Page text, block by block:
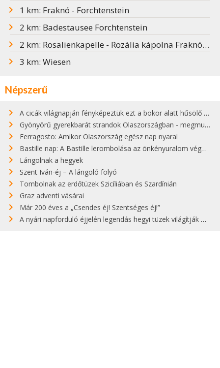
1 km: Fraknó - Forchtenstein
2 km: Badestausee Forchtenstein
2 km: Rosalienkapelle - Rozália kápolna Fraknóban
3 km: Wiesen
Népszerű
A cicák világnapján fényképeztük ezt a bokor alatt hűsölő cicát Kisorosziban
Gyönyörű gyerekbarát strandok Olaszországban - megmutatjuk a 15 legjobbat
Ferragosto: Amikor Olaszország egész nap nyaral
Bastille nap: A Bastille lerombolása az önkényuralom végét jelentette
Lángolnak a hegyek
Szent Iván-éj – A lángoló folyó
Tombolnak az erdőtüzek Szicíliában és Szardínián
Graz adventi vásárai
Már 200 éves a „Csendes éj! Szentséges éj!”
A nyári napforduló éjjelén legendás hegyi tüzek világítják meg Zugspitzét